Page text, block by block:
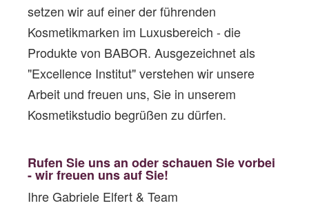
setzen wir auf einer der führenden
Kosmetikmarken im Luxusbereich - die
Produkte von BABOR. Ausgezeichnet als
"Excellence Institut" verstehen wir unsere
Arbeit und freuen uns, Sie in unserem
Kosmetikstudio begrüßen zu dürfen.
Rufen Sie uns an oder schauen Sie vorbei
- wir freuen uns auf Sie!
Ihre Gabriele Elfert & Team